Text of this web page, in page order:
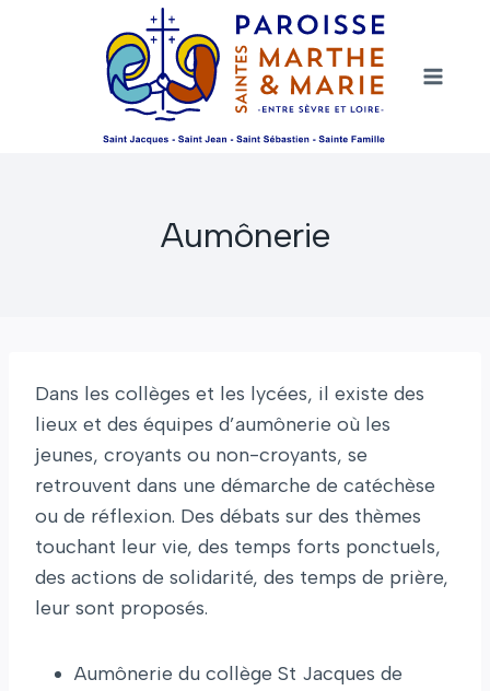
Aumônerie
Dans les collèges et les lycées, il existe des
lieux et des équipes d’aumônerie où les
jeunes, croyants ou non-croyants, se
retrouvent dans une démarche de catéchèse
ou de réflexion. Des débats sur des thèmes
touchant leur vie, des temps forts ponctuels,
des actions de solidarité, des temps de prière,
leur sont proposés.
Aumônerie du collège St Jacques de